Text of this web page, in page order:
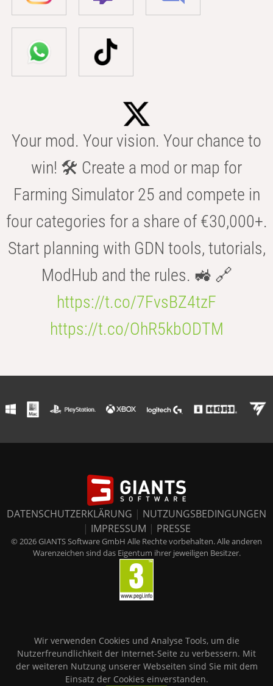
Your mod. Your vision. Your chance to
win! 🛠️ Create a mod or map for
Farming Simulator 25 and compete in
four categories for a share of €30,000+.
Start planning with GDN tools, tutorials,
ModHub and the rules. 🚜 🔗
https://t.co/7FvsBZ4tzF
https://t.co/OhR5kbODTM
DATENSCHUTZERKLÄRUNG | NUTZUNGSBEDINGUNGEN
| IMPRESSUM | PRESSE
© 2026 GIANTS Software GmbH Alle Rechte vorbehalten. Alle anderen
Warenzeichen sind das Eigentum ihrer jeweiligen Besitzer.
Wir verwenden Cookies und Analyse Tools, um die
Nutzerfreundlichkeit der Internet-Seite zu verbessern. Mit
der weiteren Nutzung unserer Webseiten sind Sie mit dem
Einsatz der Cookies einverstanden.